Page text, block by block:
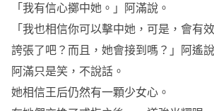
「我有信心擲中她。」阿滿說。
「我也相信你可以擊中她，可是，會有
誇張了吧？而且，她會接到嗎？」阿遙說
阿滿只是笑，不說話。
她相信王后仍然有一顆少女心。